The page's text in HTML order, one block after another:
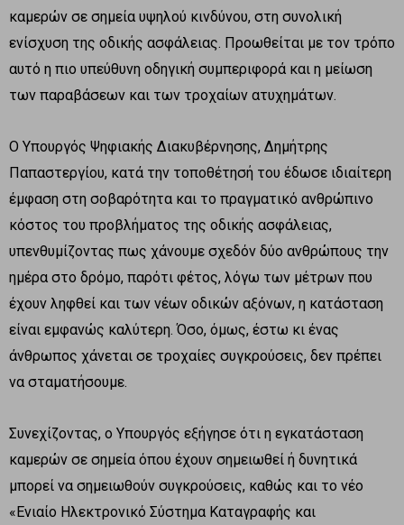
καμερών σε σημεία υψηλού κινδύνου, στη συνολική
ενίσχυση της οδικής ασφάλειας. Προωθείται με τον τρόπο
αυτό η πιο υπεύθυνη οδηγική συμπεριφορά και η μείωση
των παραβάσεων και των τροχαίων ατυχημάτων.
Ο Υπουργός Ψηφιακής Διακυβέρνησης, Δημήτρης
Παπαστεργίου, κατά την τοποθέτησή του έδωσε ιδιαίτερη
έμφαση στη σοβαρότητα και το πραγματικό ανθρώπινο
κόστος του προβλήματος της οδικής ασφάλειας,
υπενθυμίζοντας πως χάνουμε σχεδόν δύο ανθρώπους την
ημέρα στο δρόμο, παρότι φέτος, λόγω των μέτρων που
έχουν ληφθεί και των νέων οδικών αξόνων, η κατάσταση
είναι εμφανώς καλύτερη. Όσο, όμως, έστω κι ένας
άνθρωπος χάνεται σε τροχαίες συγκρούσεις, δεν πρέπει
να σταματήσουμε.
Συνεχίζοντας, ο Υπουργός εξήγησε ότι η εγκατάσταση
καμερών σε σημεία όπου έχουν σημειωθεί ή δυνητικά
μπορεί να σημειωθούν συγκρούσεις, καθώς και το νέο
«Ενιαίο Ηλεκτρονικό Σύστημα Καταγραφής και